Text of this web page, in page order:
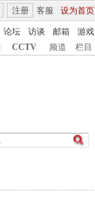
客服 设为首页
注册
论坛 访谈 邮箱
游戏
CCTV 频道 栏目